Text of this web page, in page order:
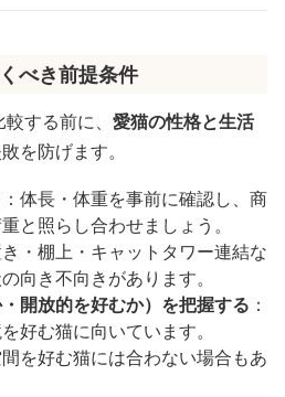
べき前提条件
する前に、 愛猫の性格と生活
を防げます。
：体長・体重を事前に確認し、商
と照らし合わせましょう。
き・棚上・キャットタワー連結な
向き不向きがあります。
開放的を好むか）を把握する ：
好む猫に向いています。
を好む猫には合わない場合もあ